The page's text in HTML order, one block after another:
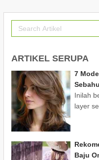
ARTIKEL SERUPA
7
Inilah
layer
Baju